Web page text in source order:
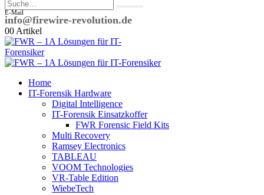
E-Mail
info@firewire-revolution.de
00 Artikel
Home
IT-Forensik Hardware
Digital Intelligence
IT-Forensik Einsatzkoffer
FWR Forensic Field Kits
Multi Recovery
Ramsey Electronics
TABLEAU
VOOM Technologies
VR-Table Edition
WiebeTech